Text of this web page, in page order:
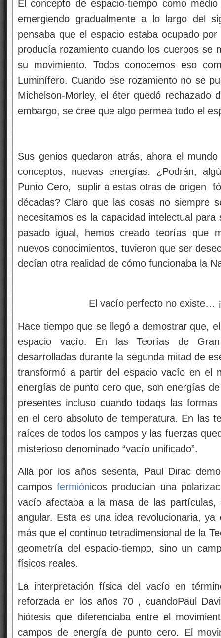
El concepto de espacio-tiempo como
emergiendo gradualmente a lo largo del
pensaba que el espacio estaba ocupado
producía rozamiento cuando los cuerpos se
su movimiento. Todos conocemos eso
Luminífero. Cuando ese rozamiento no se
Michelson-Morley, el éter quedó rechazado
embargo, se cree que algo permea todo el
Sus genios quedaron atrás, ahora el
conceptos, nuevas energías. ¿Podrán,
Punto Cero, suplir a estas otras de origen
décadas? Claro que las cosas no siempre
necesitamos es la capacidad intelectual para
pasado igual, hemos creado teorías que
nuevos conocimientos, tuvieron que ser
decían otra realidad de cómo funcionaba la
El vacío perfecto no existe…
Hace tiempo que se llegó a demostrar que,
espacio vacío. En las Teorías de
desarrolladas durante la segunda mitad de
transformó a partir del espacio vacío en el
energías de punto cero que, son energías
presentes incluso cuando todaqs las
en el cero absoluto de temperatura. En las
raíces de todos los campos y las fuerzas
misterioso denominado “vacío unificado”.
Allá por los años sesenta, Paul Dirac
camposfermiónicos producían una
vacío afectaba a la masa de las
angular. Esta es una idea revolucionaria,
más que el continuo tetradimensional de la
geometría del espacio-tiempo, sino un
físicos reales.
La interpretación física del vacío en
reforzada en los años 70 , cuandoPaul
hiótesis que diferenciaba entre el
campos de energía de punto cero. El